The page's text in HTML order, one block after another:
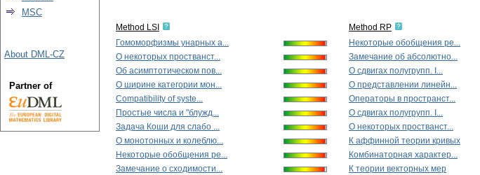
Method LSI
Гомоморфизмы унарных а...
О некоторых простванст...
Об асимптотическом пов...
О ширине категории мон...
Compatibility of syste...
Простые числа и "блужд...
Задача Коши для слабо ...
О монотонных и колеблю...
Некоторые обобщения ре...
Замечание о сходимости...
Method RP
Некоторые обобщения ре...
Замечание об абсолютно...
О сдвигах полугрупп. I...
О представлении линейн...
Операторы в пространст...
О сдвигах полугрупп. I...
О некоторых простванст...
К аффинной теории кривых
Комбинаторная характер...
К теории векторных мер
MSC
About DML-CZ
Partner of